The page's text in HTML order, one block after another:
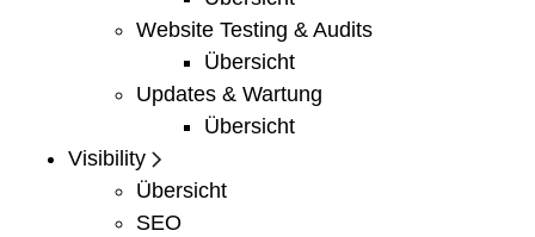
Website Testing & Audits
Übersicht
Updates & Wartung
Übersicht
Visibility
Übersicht
SEO